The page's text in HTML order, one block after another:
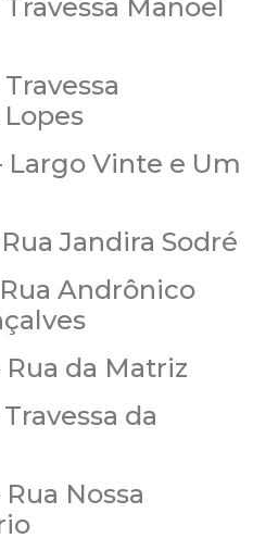
Manoel
Largo Vinte e Um
Jandira Sodré
Andrônico
Rua da Matriz
da
Nossa